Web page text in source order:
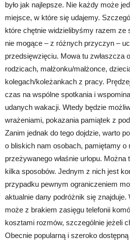
było jak najlepsze. Nie każdy może
miejsce, w które się udajemy.
które chętnie widzielibyśmy razem ze
nie mogące – z różnych przyczyn –
przedsięwzięciu. Mowa tu zwłaszcza
rodzicach, małżonku/małżonce,
kolegach/koleżankach z pracy.
czas na wspólne spotkania i
udanych wakacji. Wtedy będzie
wrażeniami, pokazania pamiątek z
Zanim jednak do tego dojdzie, warto
o bliskich nam osobach, pamiętamy o
przeżywanego właśnie urlopu.
kilka sposobów. Jednym z nich jest
przypadku pewnym ograniczeniem
aktualnie dany podróżnik się znajduje.
może z brakiem zasięgu telefonii
kosztami rozmów, szczególnie jeżeli
Obecnie popularną i szeroko